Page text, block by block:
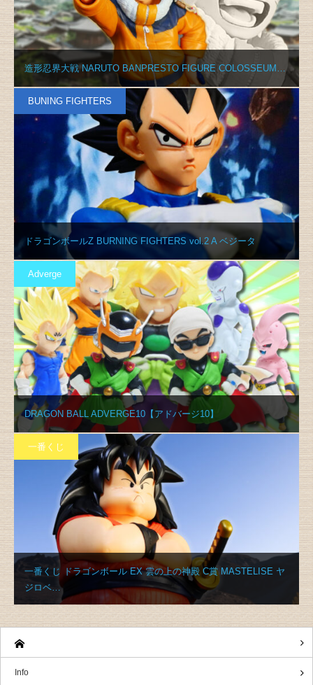
造形忍界大戦 NARUTO BANPRESTO FIGURE COLOSSEUM…
BUNING FIGHTERS
ドラゴンボールZ BURNING FIGHTERS vol.2 A ベジータ
Adverge
DRAGON BALL ADVERGE10【アドバージ10】
一番くじ
一番くじ ドラゴンボール EX 雲の上の神殿 C賞 MASTELISE ヤ
ジロベ…
Info